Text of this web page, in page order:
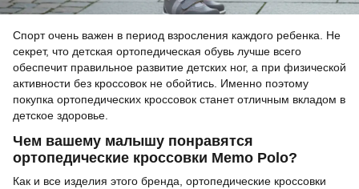
Спорт очень важен в период взросления каждого ребенка. Не
секрет, что детская ортопедическая обувь лучше всего
обеспечит правильное развитие детских ног, а при физической
активности без кроссовок не обойтись. Именно поэтому
покупка ортопедических кроссовок станет отличным вкладом в
детское здоровье.
Чем вашему малышу понравятся
ортопедические кроссовки Memo Polo?
Как и все изделия этого бренда, ортопедические кроссовки